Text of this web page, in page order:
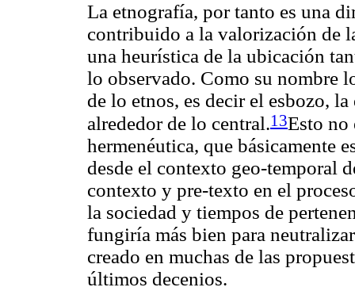
La etnografía, por tanto es una
contribuido a la valorización de
una heurística de la ubicación
lo observado. Como su nombre
de lo etnos, es decir el esbozo,
alrededor de lo central.13Esto no
hermenéutica, que básicamente
desde el contexto geo-temporal
contexto y pre-texto en el
la sociedad y tiempos de
fungiría más bien para
creado en muchas de las
últimos decenios.